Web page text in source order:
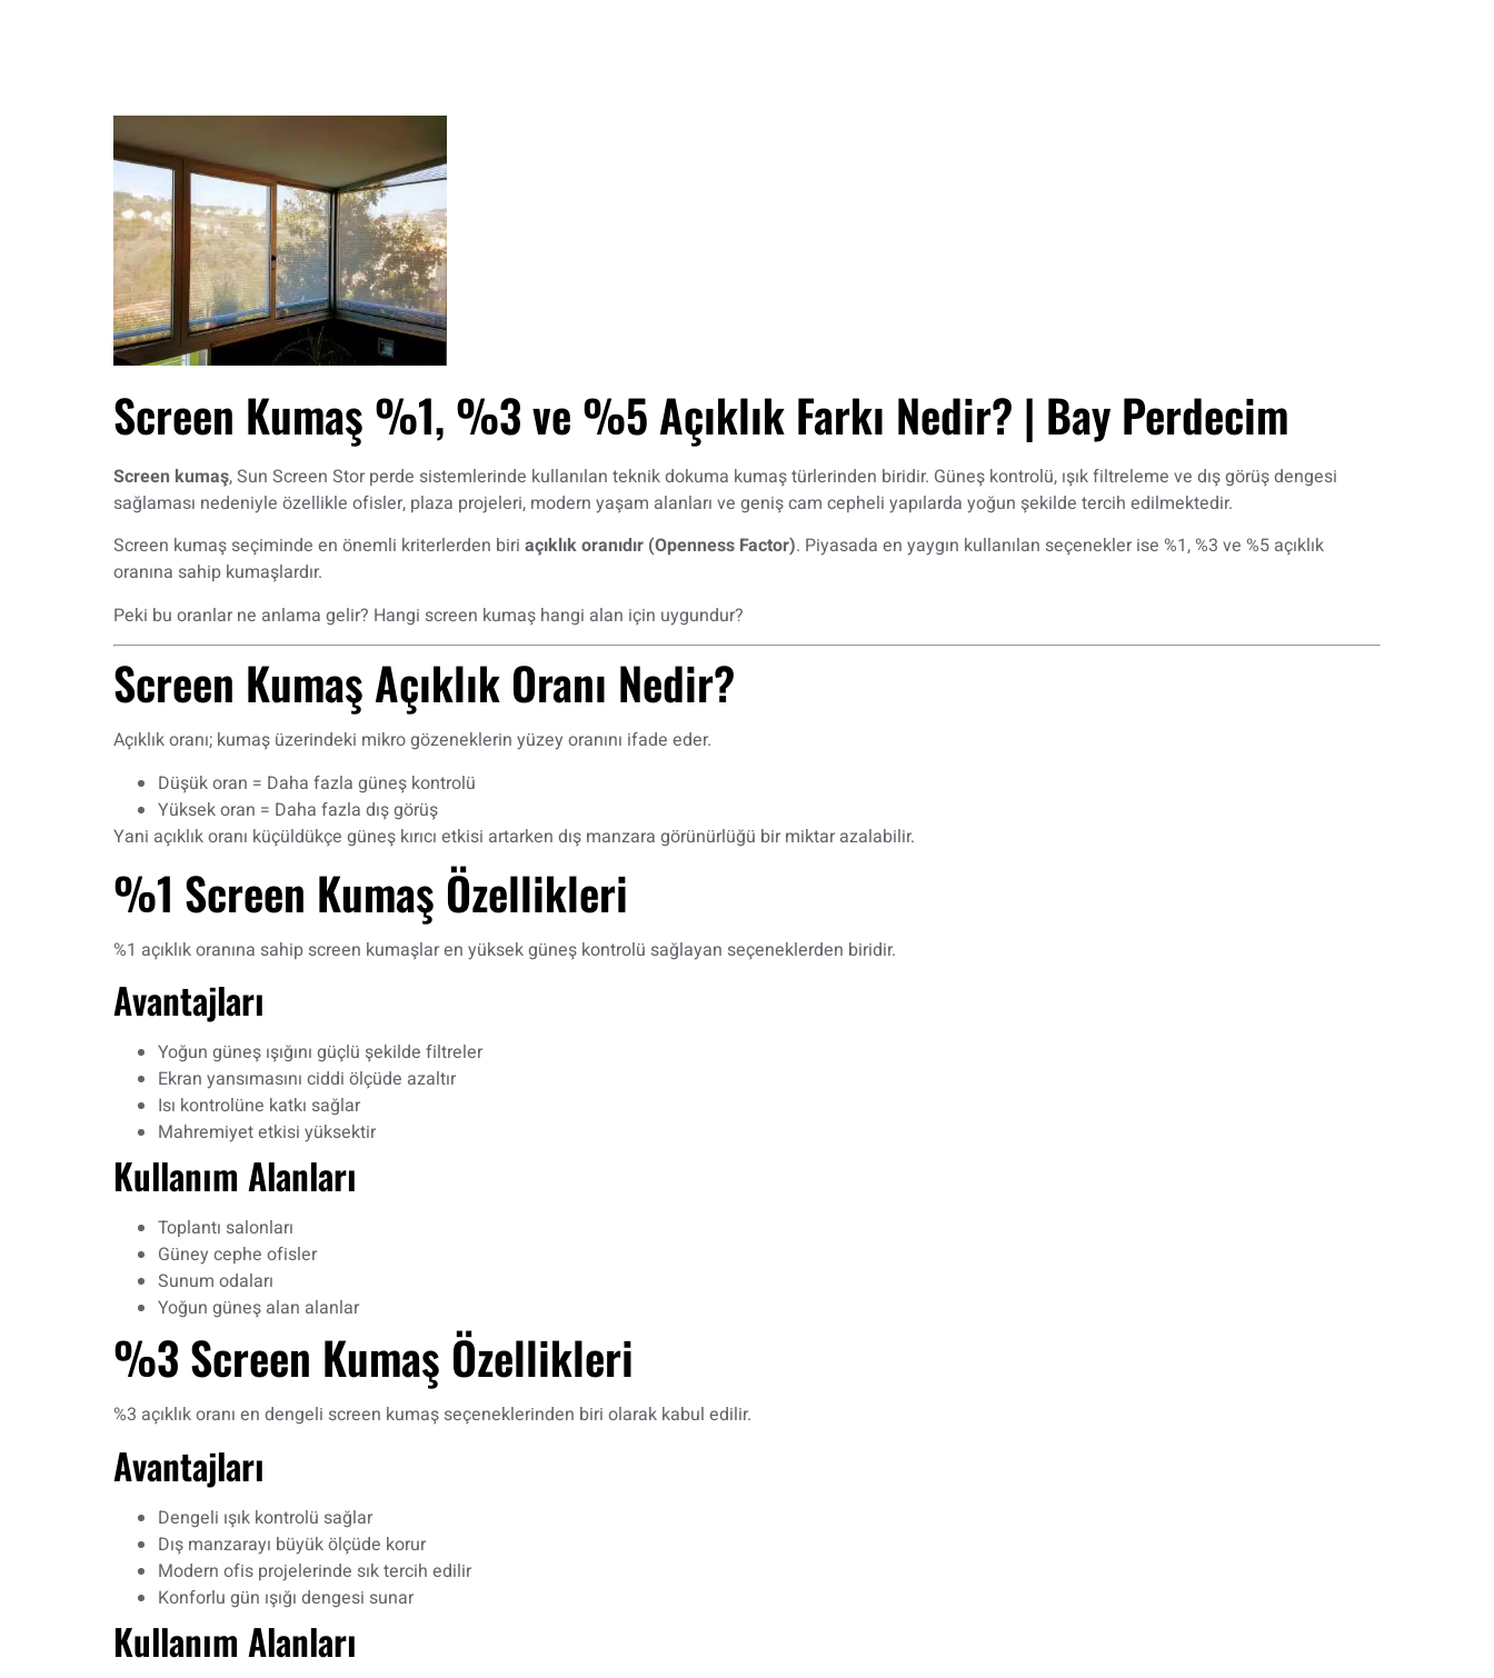
Screen Kumaş %1, %3 ve %5 Açıklık Farkı Nedir? | Bay Perdecim
Screen kumaş, Sun Screen Stor perde sistemlerinde kullanılan teknik dokuma kumaş türlerinden biridir. Güneş kontrolü, ışık filtreleme ve dış görüş dengesi
sağlaması nedeniyle özellikle ofisler, plaza projeleri, modern yaşam alanları ve geniş cam cepheli yapılarda yoğun şekilde tercih edilmektedir.
Screen kumaş seçiminde en önemli kriterlerden biri açıklık oranıdır (Openness Factor). Piyasada en yaygın kullanılan seçenekler ise %1, %3 ve %5 açıklık
oranına sahip kumaşlardır.
Peki bu oranlar ne anlama gelir? Hangi screen kumaş hangi alan için uygundur?
Screen Kumaş Açıklık Oranı Nedir?
Açıklık oranı; kumaş üzerindeki mikro gözeneklerin yüzey oranını ifade eder.
Düşük oran = Daha fazla güneş kontrolü
Yüksek oran = Daha fazla dış görüş
Yani açıklık oranı küçüldükçe güneş kırıcı etkisi artarken dış manzara görünürlüğü bir miktar azalabilir.
%1 Screen Kumaş Özellikleri
%1 açıklık oranına sahip screen kumaşlar en yüksek güneş kontrolü sağlayan seçeneklerden biridir.
Avantajları
Yoğun güneş ışığını güçlü şekilde filtreler
Ekran yansımasını ciddi ölçüde azaltır
Isı kontrolüne katkı sağlar
Mahremiyet etkisi yüksektir
Kullanım Alanları
Toplantı salonları
Güney cephe ofisler
Sunum odaları
Yoğun güneş alan alanlar
%3 Screen Kumaş Özellikleri
%3 açıklık oranı en dengeli screen kumaş seçeneklerinden biri olarak kabul edilir.
Avantajları
Dengeli ışık kontrolü sağlar
Dış manzarayı büyük ölçüde korur
Modern ofis projelerinde sık tercih edilir
Konforlu gün ışığı dengesi sunar
Kullanım Alanları